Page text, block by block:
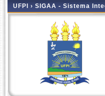
UFPI › SIGAA - Sistema